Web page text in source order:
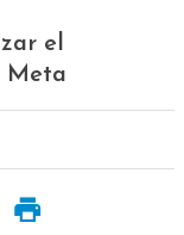
el
Meta